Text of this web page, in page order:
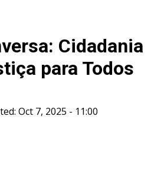
Cidadania
para Todos
Oct 7, 2025 - 11:00